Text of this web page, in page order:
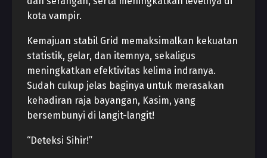
kota vampir.
Kemajuan stabil Grid memaksimalkan kekuatan
statistik, gelar, dan itemnya, sekaligus
meningkatkan efektivitas kelima indranya.
Sudah cukup jelas baginya untuk merasakan
kehadiran raja bayangan, Kasim, yang
bersembunyi di langit-langit!
“Deteksi Sihir!”